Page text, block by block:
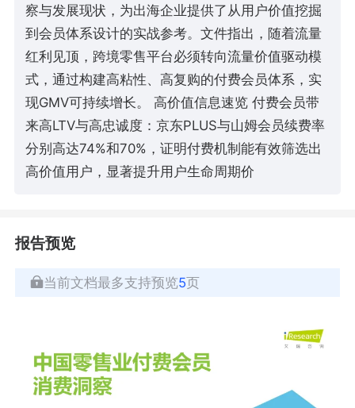
察与发展现状，为出海企业提供了从用户价值挖掘
到会员体系设计的实战参考。文件指出，随着流量
红利见顶，跨境零售平台必须转向流量价值驱动模
式，通过构建高粘性、高复购的付费会员体系，实
现GMV可持续增长。 高价值信息速览 付费会员带
来高LTV与高忠诚度：京东PLUS与山姆会员续费率
分别高达74%和70%，证明付费机制能有效筛选出
高价值用户，显著提升用户生命周期价
报告预览
当前文档最多支持预览5页